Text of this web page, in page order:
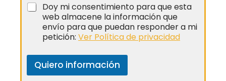
Doy mi consentimiento para que esta
web almacene la información que
envío para que puedan responder a mi
petición: Ver Política de privacidad
Quiero información